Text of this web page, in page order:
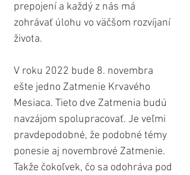
prepojení a každý z nás má
zohrávať úlohu vo väčšom rozvíjaní
života.
V roku 2022 bude 8. novembra
ešte jedno Zatmenie Krvavého
Mesiaca. Tieto dve Zatmenia budú
navzájom spolupracovať. Je veľmi
pravdepodobné, že podobné témy
ponesie aj novembrové Zatmenie.
Takže čokoľvek, čo sa odohráva pod